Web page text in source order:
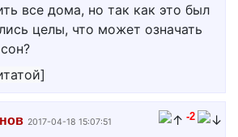
все дома, но так как это был
целы, что может означать
]
2017-04-18 15:07:51 -2